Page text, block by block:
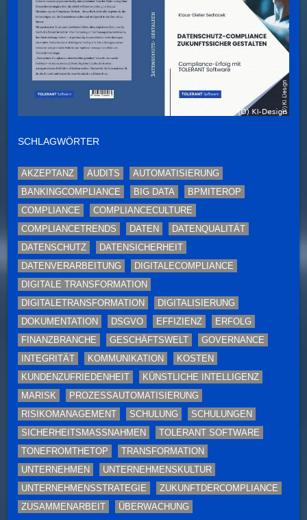
SCHLAGWÖRTER
AKZEPTANZ AUDITS
AUTOMATISIERUNG
BANKINGCOMPLIANCE
BIG DATA
BPMITEROP
COMPLIANCE
COMPLIANCECULTURE
COMPLIANCETRENDS
DATEN
DATENQUALITÄT
DATENSCHUTZ
DATENSICHERHEIT
DATENVERARBEITUNG
DIGITALECOMPLIANCE
DIGITALE TRANSFORMATION
DIGITALETRANSFORMATION
DIGITALISIERUNG
DOKUMENTATION
DSGVO EFFIZIENZ
ERFOLG
FINANZBRANCHE
GESCHÄFTSWELT
GOVERNANCE
INTEGRITÄT
KOMMUNIKATION
KOSTEN
KUNDENZUFRIEDENHEIT
KÜNSTLICHE INTELLIGENZ
MARISK
PROZESSAUTOMATISIERUNG
RISIKOMANAGEMENT
SCHULUNG
SCHULUNGEN
SICHERHEITSMASSNAHMEN
TOLERANT SOFTWARE
TONEFROMTHETOP
TRANSFORMATION
UNTERNEHMEN
UNTERNEHMENSKULTUR
UNTERNEHMENSSTRATEGIE
ZUKUNFTDERCOMPLIANCE
ZUSAMMENARBEIT
ÜBERWACHUNG